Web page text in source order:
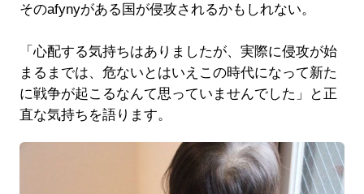
そのafynyがある国が侵攻されるかもしれない。
「心配する気持ちはありましたが、実際に侵攻が始
まるまでは、危ないとはいえこの時代になって新た
に戦争が起こるなんて思っていませんでした」と正
直な気持ちを語ります。